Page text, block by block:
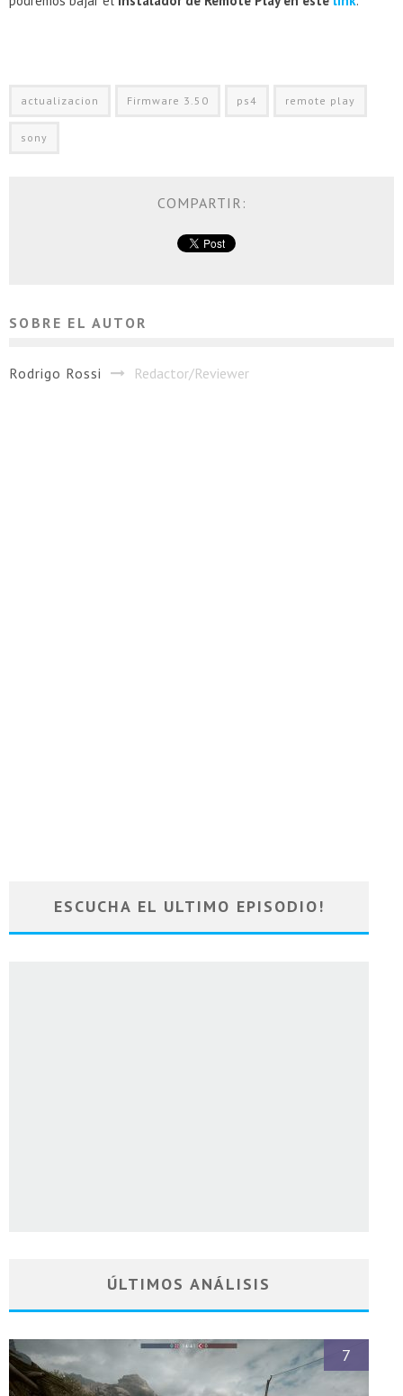
actualizacion Firmware 3.50 ps4 remote play
sony
COMPARTIR:
SOBRE EL AUTOR
Rodrigo Rossi Redactor/Reviewer
ESCUCHA EL ULTIMO EPISODIO!
ÚLTIMOS ANÁLISIS
7